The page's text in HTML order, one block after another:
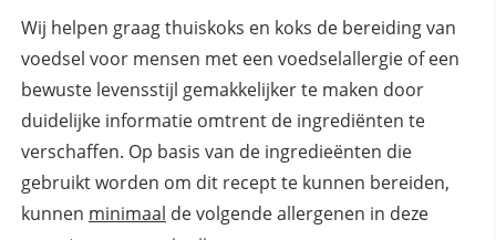
Wij helpen graag thuiskoks en koks de bereiding van
voedsel voor mensen met een voedselallergie of een
bewuste levensstijl gemakkelijker te maken door
duidelijke informatie omtrent de ingrediënten te
verschaffen. Op basis van de ingredieënten die
gebruikt worden om dit recept te kunnen bereiden,
kunnen minimaal de volgende allergenen in deze